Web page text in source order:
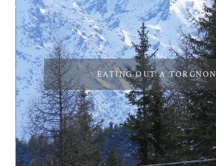
EATING OUT A TORGNON